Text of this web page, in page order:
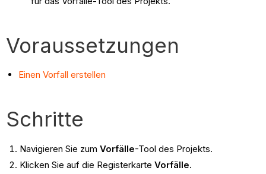
Voraussetzungen
Einen Vorfall erstellen
Schritte
Navigieren Sie zum Vorfälle-Tool des Projekts.
Klicken Sie auf die Registerkarte Vorfälle.